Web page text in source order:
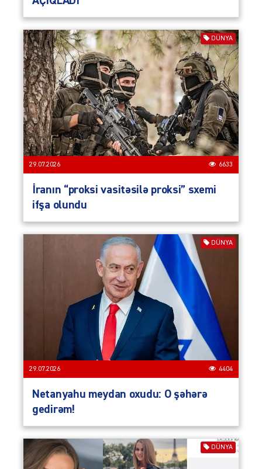
DÜNYA
29.07.2026 6633
İranın “proksi vasitəsilə proksi” sxemi
ifşa olundu
DÜNYA
29.07.2026 4404
Netanyahu meydan oxudu: O şəhərə
gedirəm!
DÜNYA